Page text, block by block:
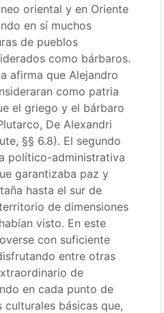
oriental y en Oriente
en sí muchos
de pueblos
como bárbaros.
afirma que Alejandro
como patria
el griego y el bárbaro
De Alexandri
§§ 6.8). El segundo
político-administrativa
garantizaba paz y
hasta el sur de
de dimensiones
visto. En este
con suficiente
entre otras
de
en cada punto de
básicas que,